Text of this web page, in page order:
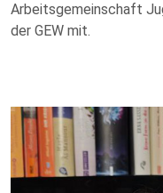
Arbeitsgemeinschaft
der GEW mit.